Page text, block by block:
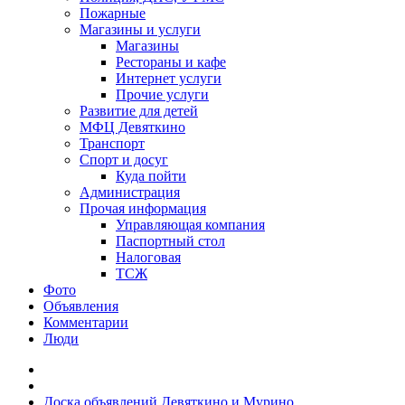
Пожарные
Магазины и услуги
Магазины
Рестораны и кафе
Интернет услуги
Прочие услуги
Развитие для детей
МФЦ Девяткино
Транспорт
Спорт и досуг
Куда пойти
Администрация
Прочая информация
Управляющая компания
Паспортный стол
Налоговая
ТСЖ
Фото
Объявления
Комментарии
Люди
Доска объявлений Девяткино и Мурино